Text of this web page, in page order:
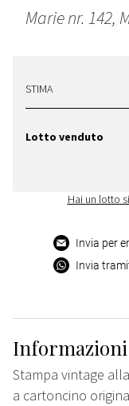
Marie nr. 142,
STIMA
Lotto venduto
Hai un lotto
Invia per
Invia
Informazioni
Stampa vintage
a cartoncino